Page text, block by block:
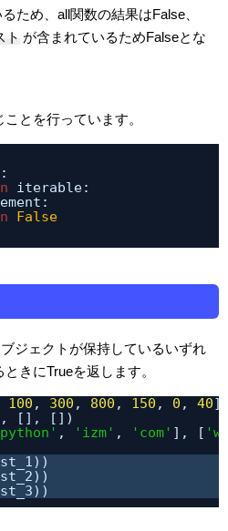
ため、all関数の結果はFalse、
ト が含まれているためFalseとな
とを行っています。
iterable:
False
ジェクトが保持しているいずれ
きにTrueを返します。
100 , 300 , 800 , 150 , 0 , 40]
[], [])
, 'izm' , 'com' ], [